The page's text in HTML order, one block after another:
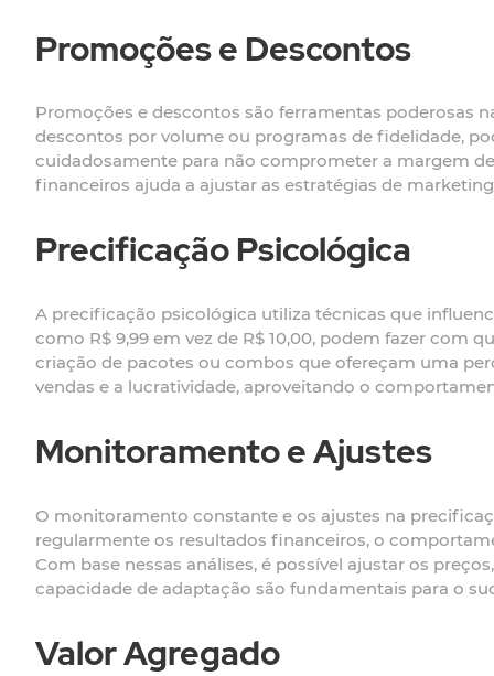
Promoções e Descontos
Promoções e descontos são ferramentas poderosas
descontos por volume ou programas de fidelidade,
cuidadosamente para não comprometer a margem
financeiros ajuda a ajustar as estratégias de
Precificação Psicológica
A precificação psicológica utiliza técnicas que
como R$ 9,99 em vez de R$ 10,00, podem fazer com
criação de pacotes ou combos que ofereçam uma
vendas e a lucratividade, aproveitando o
Monitoramento e Ajustes
O monitoramento constante e os ajustes na
regularmente os resultados financeiros, o
Com base nessas análises, é possível ajustar os
capacidade de adaptação são fundamentais para o
Valor Agregado